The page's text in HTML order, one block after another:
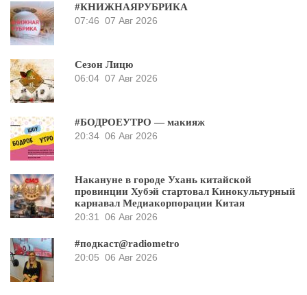
#КНИЖНАЯРУБРИКА
07:46 07 Авг 2026
Сезон Лицю
06:04 07 Авг 2026
#БОДРОЕУТРО — макияж
20:34 06 Авг 2026
Накануне в городе Ухань китайской
провинции Хубэй стартовал Кинокультурный
карнавал Медиакорпорации Китая
20:31
06 Авг 2026
#подкаст@radiometro
20:05 06 Авг 2026